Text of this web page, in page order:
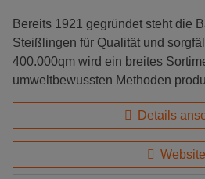
Bereits 1921 gegründet steht die
Steißlingen für Qualität und
400.000qm wird ein breites
umweltbewussten Methoden
Details
Website